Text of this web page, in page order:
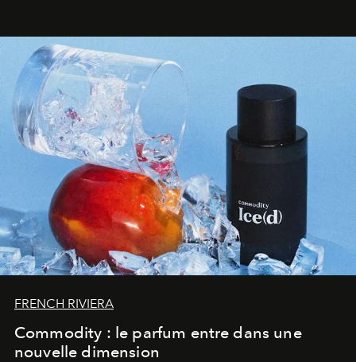
FRENCH RIVIERA
Commodity : le parfum entre dans une
nouvelle dimension